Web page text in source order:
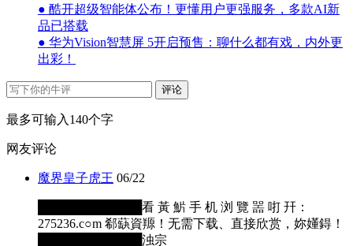
● 酷开超级智能体公布！更懂用户更强服务，多款AI新
品已搭载
● 华为Vision智慧屏 5开启预售：聊什么都有戏，内外更
出彩！
评论
最多可输入140个字
网友评论
魔界皇子虎王 06/22
████████████看 黃 魸 手 机 浏 覽 噐 咑 幵：
275236.c○m 郗蒛資羱！无需下载、直接欣赏，妳嬞鍀！
████████████浊宗